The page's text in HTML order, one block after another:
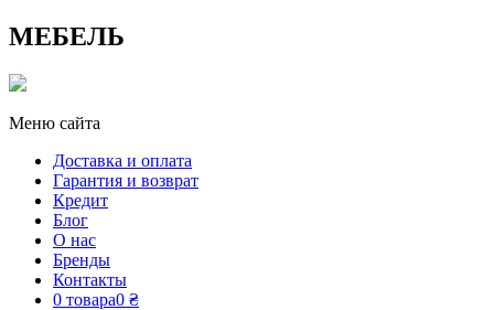
МЕБЕЛЬ
Меню сайта
Доставка и оплата
Гарантия и возврат
Кредит
Блог
О нас
Бренды
Контакты
0 товара0 ₴